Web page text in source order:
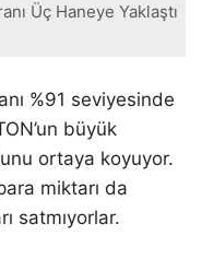
Üç Haneye Yaklaştı
%91 seviyesinde
büyük
ortaya koyuyor.
miktarı da
satmıyorlar.